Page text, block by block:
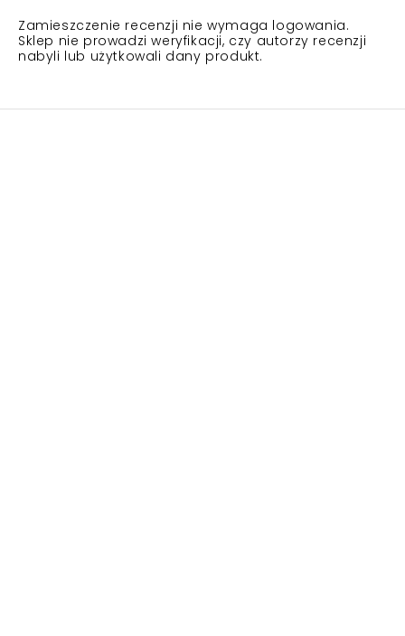
Zamieszczenie recenzji nie wymaga logowania.
Sklep nie prowadzi weryfikacji, czy autorzy recenzji
nabyli lub użytkowali dany produkt.